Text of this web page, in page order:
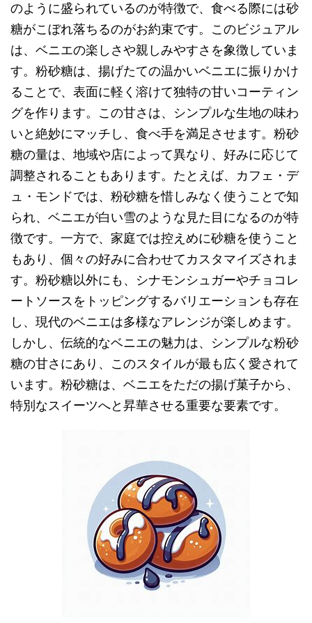
のように盛られているのが特徴で、食べる際には砂
糖がこぼれ落ちるのがお約束です。このビジュアル
は、ベニエの楽しさや親しみやすさを象徴していま
す。粉砂糖は、揚げたての温かいベニエに振りかけ
ることで、表面に軽く溶けて独特の甘いコーティン
グを作ります。この甘さは、シンプルな生地の味わ
いと絶妙にマッチし、食べ手を満足させます。粉砂
糖の量は、地域や店によって異なり、好みに応じて
調整されることもあります。たとえば、カフェ・デ
ュ・モンドでは、粉砂糖を惜しみなく使うことで知
られ、ベニエが白い雪のような見た目になるのが特
徴です。一方で、家庭では控えめに砂糖を使うこと
もあり、個々の好みに合わせてカスタマイズされま
す。粉砂糖以外にも、シナモンシュガーやチョコレ
ートソースをトッピングするバリエーションも存在
し、現代のベニエは多様なアレンジが楽しめます。
しかし、伝統的なベニエの魅力は、シンプルな粉砂
糖の甘さにあり、このスタイルが最も広く愛されて
います。粉砂糖は、ベニエをただの揚げ菓子から、
特別なスイーツへと昇華させる重要な要素です。